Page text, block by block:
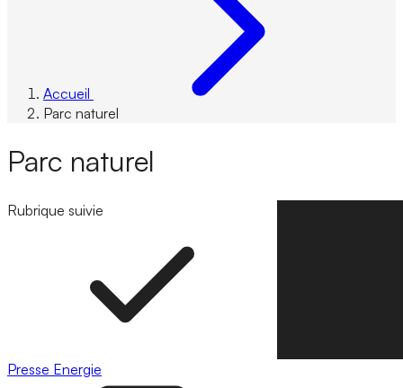
Accueil
Parc naturel
Parc naturel
Rubrique suivie
Presse Energie